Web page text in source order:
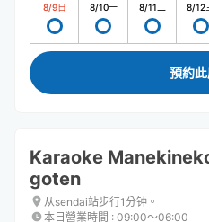
8/9日 8/10一 8/11二 8/12
預約
Karaoke
goten
从sendai站步行1分钟。
本日營業時間 : 09:00〜06:00